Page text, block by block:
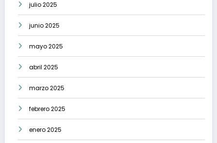
julio 2025
junio 2025
mayo 2025
abril 2025
marzo 2025
febrero 2025
enero 2025